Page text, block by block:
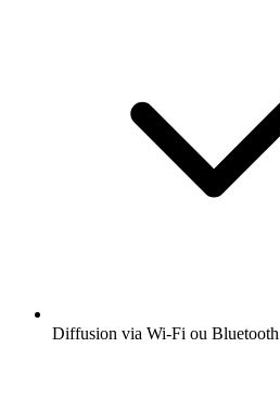
Diffusion via Wi-Fi ou Bluetooth